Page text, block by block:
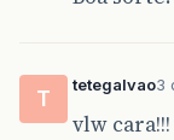
T
tetegalvao3
vlw